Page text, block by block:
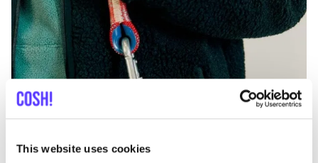
This website uses cookies